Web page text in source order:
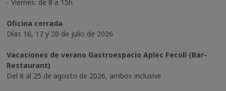
- Viernes: de 8 a 15h
Oficina cerrada
Días 16, 17 y 20 de julio de 2026
Vacaciones de verano Gastroespacio Aplec Fecoll (Bar-
Restaurant)
Del 8 al 25 de agosto de 2026, ambos inclusive